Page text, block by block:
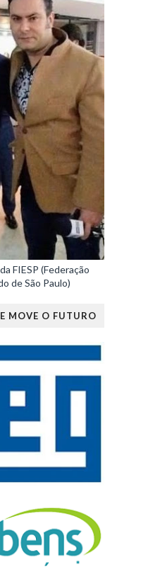
FIESP (Federação
de São Paulo)
MOVE O FUTURO